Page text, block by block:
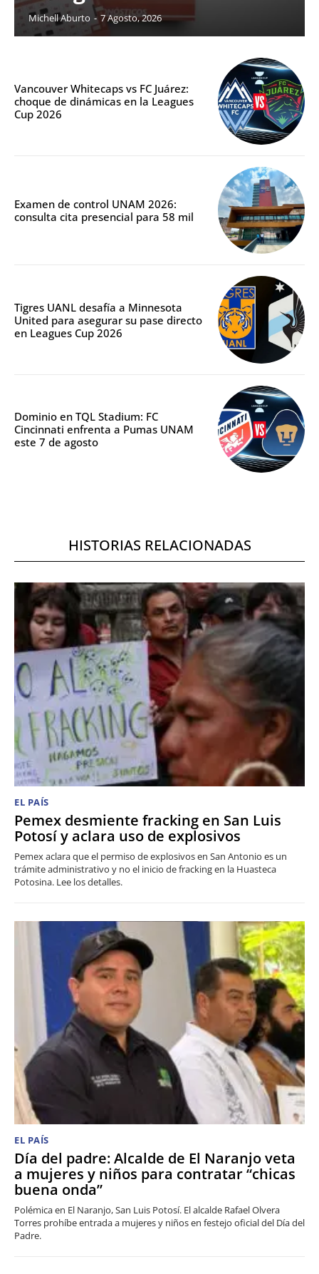
Michell Aburto - 7 Agosto, 2026
Vancouver Whitecaps vs FC Juárez:
choque de dinámicas en la Leagues
Cup 2026
Examen de control UNAM 2026:
consulta cita presencial para 58 mil
Tigres UANL desafía a Minnesota
United para asegurar su pase directo
en Leagues Cup 2026
Dominio en TQL Stadium: FC
Cincinnati enfrenta a Pumas UNAM
este 7 de agosto
HISTORIAS RELACIONADAS
EL PAÍS
Pemex desmiente fracking en San Luis
Potosí y aclara uso de explosivos
Pemex aclara que el permiso de explosivos en San Antonio es un
trámite administrativo y no el inicio de fracking en la Huasteca
Potosina. Lee los detalles.
EL PAÍS
Día del padre: Alcalde de El Naranjo veta
a mujeres y niños para contratar “chicas
buena onda”
Polémica en El Naranjo, San Luis Potosí. El alcalde Rafael Olvera
Torres prohíbe entrada a mujeres y niños en festejo oficial del Día del
Padre.